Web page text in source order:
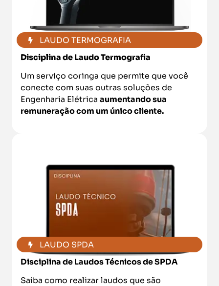
LAUDO TERMOGRAFIA
Disciplina de Laudo Termografia
Um serviço coringa que permite que você
conecte com suas outras soluções de
Engenharia Elétrica aumentando sua
remuneração com um único cliente.
LAUDO SPDA
Disciplinade Laudos Técnicos de SPDA
Saiba como realizar laudos que são